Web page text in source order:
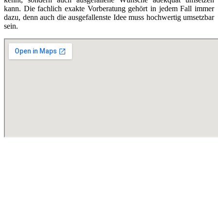
kann. Die fachlich exakte Vorberatung gehört in jedem Fall immer
dazu, denn auch die ausgefallenste Idee muss hochwertig umsetzbar
sein.